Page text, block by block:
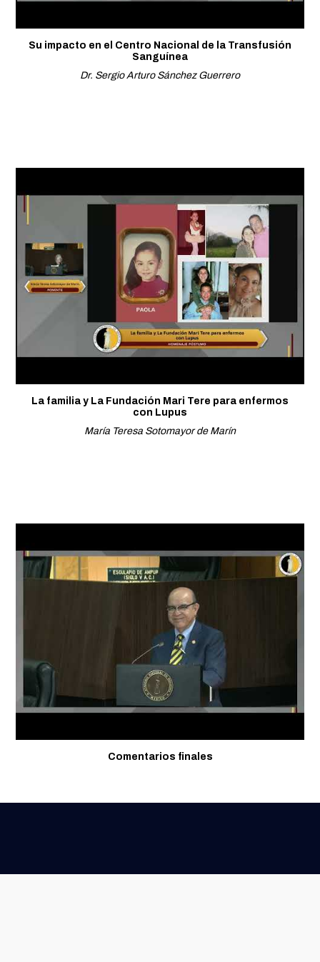
Su impacto en el Centro Nacional de la Transfusión
Sanguínea
Dr. Sergio Arturo Sánchez Guerrero
La familia y La Fundación Mari Tere para enfermos
con Lupus
María Teresa Sotomayor de Marín
Comentarios finales